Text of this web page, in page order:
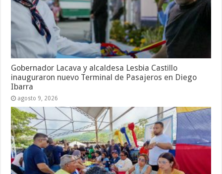
Gobernador Lacava y alcaldesa Lesbia Castillo
inauguraron nuevo Terminal de Pasajeros en Diego
Ibarra
agosto 9, 2026